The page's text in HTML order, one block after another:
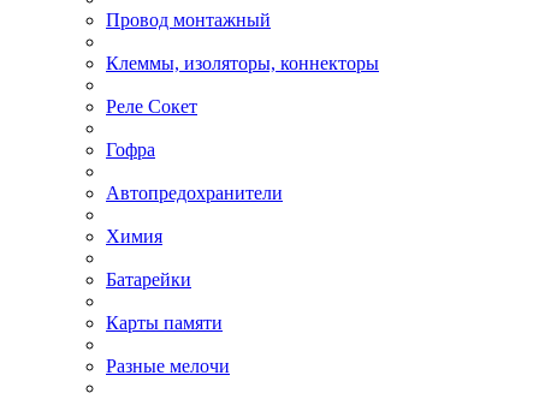
Провод монтажный
Клеммы, изоляторы, коннекторы
Реле Сокет
Гофра
Автопредохранители
Химия
Батарейки
Карты памяти
Разные мелочи